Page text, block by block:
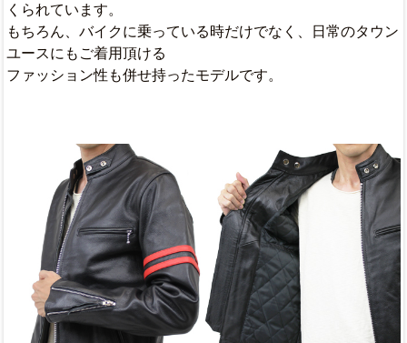
くられています。
もちろん、バイクに乗っている時だけでなく、日常のタウン
ユースにもご着用頂ける
ファッション性も併せ持ったモデルです。